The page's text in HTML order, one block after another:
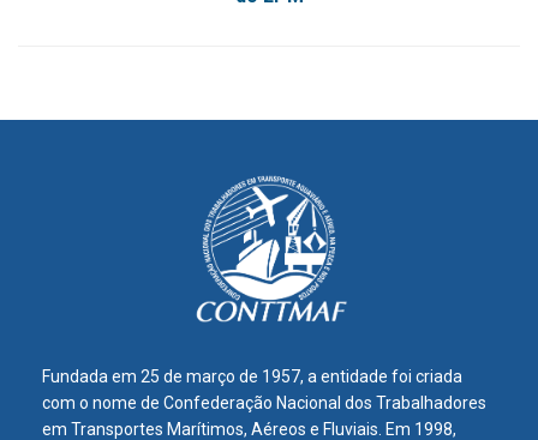
Fundada em 25 de março de 1957, a entidade foi criada
com o nome de Confederação Nacional dos Trabalhadores
em Transportes Marítimos, Aéreos e Fluviais. Em 1998,